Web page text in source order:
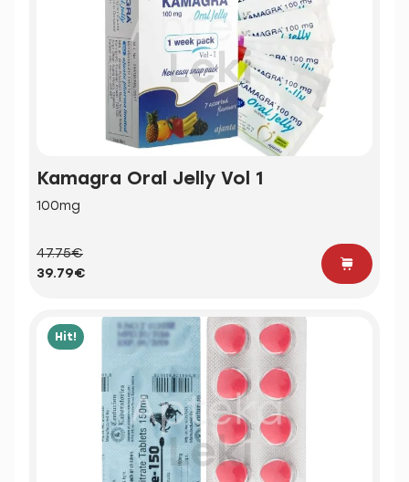
Kamagra Oral Jelly Vol 1
100mg
47.75€
39.79€
Hit!